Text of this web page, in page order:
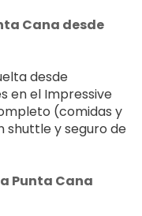
Cana desde
desde
en el Impressive
(comidas y
shuttle y seguro de
Punta Cana